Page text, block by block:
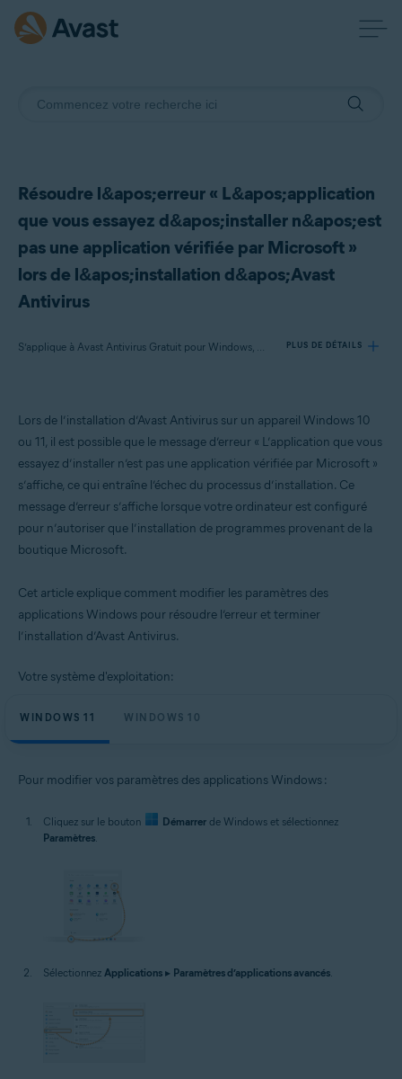
Résoudre l&apos;erreur « L&apos;application
que vous essayez d&apos;installer n&apos;est
pas une application vérifiée par Microsoft »
lors de l&apos;installation d&apos;Avast
Antivirus
S’applique à Avast Antivirus Gratuit pour Windows, Avast Premium Security pour Windows PLUS DE DÉTAILS
Produits:
Avast Antivirus Gratuit 24.x pour Windows
Systèmes d'exploitation:
Microsoft Windows 10 Famille/Pro/Entreprise/Éducation (32/64 bits)
Lors de l’installation d’Avast Antivirus sur un appareil Windows 10
ou 11, il est possible que le message d’erreur « L’application que vous
essayez d’installer n’est pas une application vérifiée par Microsoft »
s’affiche, ce qui entraîne l’échec du processus d’installation. Ce
message d’erreur s’affiche lorsque votre ordinateur est configuré
pour n’autoriser que l’installation de programmes provenant de la
boutique Microsoft.
Cet article explique comment modifier les paramètres des
applications Windows pour résoudre l’erreur et terminer
l’installation d’Avast Antivirus.
Votre système d'exploitation:
WINDOWS 11 WINDOWS 10
Pour modifier vos paramètres des applications Windows :
Cliquez sur le bouton Démarrer de Windows et sélectionnez
Paramètres.
Sélectionnez Applications ▸ Paramètres d’applications avancés.